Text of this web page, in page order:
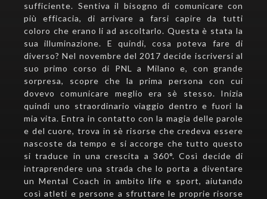
sufficiente. Sentiva il bisogno di comunicare con
più efficacia, di arrivare a farsi capire da tutti
coloro che erano li ad ascoltarlo. Questa è stata la
sua illuminazione. E quindi, cosa poteva fare di
diverso? Nel novembre del 2017 decide iscriversi al
suo primo corso di PNL a Milano e, con grande
sorpresa, scopre che la prima persona con cui
dovevo comunicare meglio era sè stesso. Inizia
quindi uno straordinario viaggio dentro e fuori la
mia vita. Entra in contatto con la magia delle parole
e del cuore, trova in sè risorse che credeva essere
nascoste da tempo e si accorge che tutto questo
si traduce in una crescita a 360°. Così decide di
intraprendere una strada che lo porta a diventare
un Mental Coach in ambito life e sport, aiutando
così atleti e persone a sfruttare le proprie risorse